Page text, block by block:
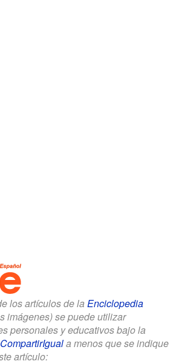
los artículos de la Enciclopedia
imágenes) se puede utilizar
personales y educativos bajo la
a menos que se indique
artículo: